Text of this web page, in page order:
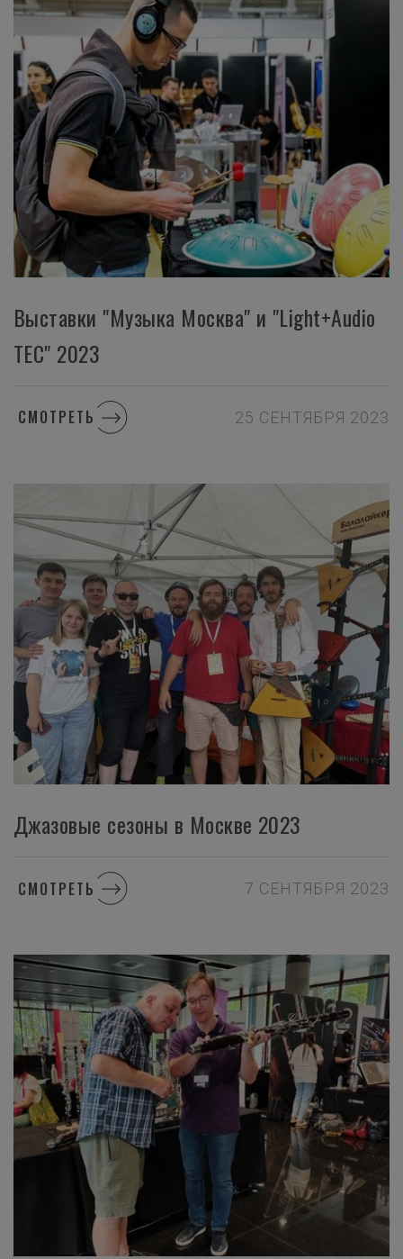
Выставки "Музыка Москва" и "Light+Audio
TEC" 2023
СМОТРЕТЬ 25 СЕНТЯБРЯ 2023
Джазовые сезоны в Москве 2023
СМОТРЕТЬ 7 СЕНТЯБРЯ 2023